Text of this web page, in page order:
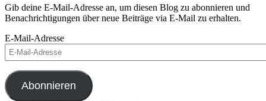
Gib deine E-Mail-Adresse an, um diesen Blog zu abonnieren und
Benachrichtigungen über neue Beiträge via E-Mail zu erhalten.
E-Mail-Adresse
Abonnieren